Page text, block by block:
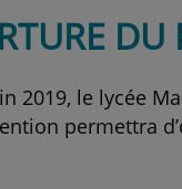
2019, le lycée
permettra